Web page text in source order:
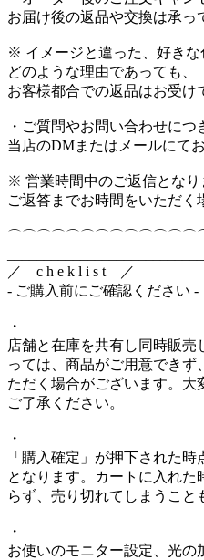
お届け後の返品や交換は承っ
※ イメージと違った、好きな
どのような理由であっても、
お客様都合での返品はお受け
・ご質問やお問い合わせにつ
当店のDMまたはメールにて
※ 営業時間中のご返信となり
ご返答までお時間をいただく
／ c h e k l i s t ／
- ご購入前にご確認ください -
・
店舗と在庫を共有し同時販売
っては、商品がご用意でき
ただく場合がございます。大
ご了承ください。
・
「購入確定」が押下された時
となります。カートに入れ
らず、売り切れてしまうこと
・
お使いのモニター設定、光の